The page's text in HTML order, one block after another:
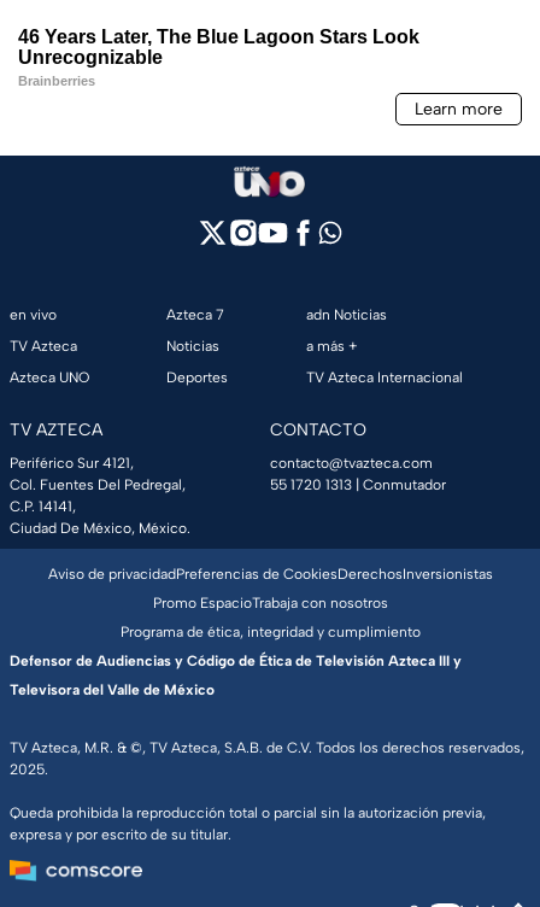
en vivo
TV Azteca
Azteca UNO
Azteca 7
Noticias
Deportes
adn Noticias
a más +
TV Azteca Internacional
TV AZTECA
Periférico Sur 4121,
Col. Fuentes Del Pedregal,
C.P. 14141,
Ciudad De México, México.
CONTACTO
contacto@tvazteca.com
55 1720 1313 | Conmutador
TV Azteca, M.R. & ©, TV Azteca, S.A.B. de C.V. Todos los derechos reservados,
2025.
Queda prohibida la reproducción total o parcial sin la autorización previa,
expresa y por escrito de su titular.
Aviso de privacidadPreferencias de CookiesDerechosInversionistas
Promo EspacioTrabaja con nosotros
Programa de ética, integridad y cumplimiento
Defensor de Audiencias y Código de Ética de Televisión Azteca III y
Televisora del Valle de México